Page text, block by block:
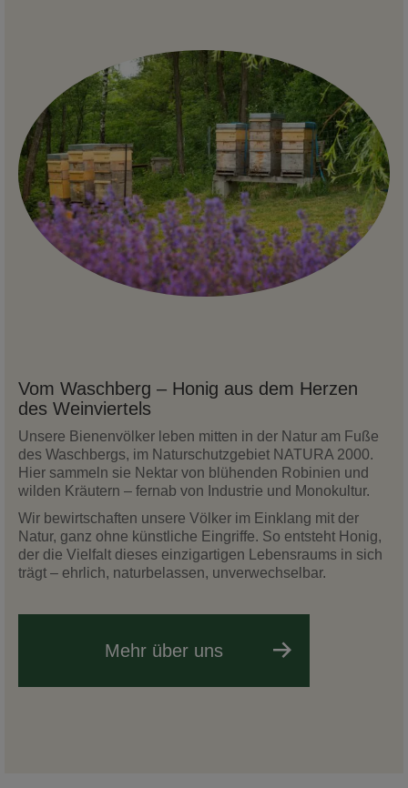
Vom Waschberg – Honig aus dem Herzen
des Weinviertels
Unsere Bienenvölker leben mitten in der Natur am Fuße
des Waschbergs, im Naturschutzgebiet NATURA 2000.
Hier sammeln sie Nektar von blühenden Robinien und
wilden Kräutern – fernab von Industrie und Monokultur.
Wir bewirtschaften unsere Völker im Einklang mit der
Natur, ganz ohne künstliche Eingriffe. So entsteht Honig,
der die Vielfalt dieses einzigartigen Lebensraums in sich
trägt – ehrlich, naturbelassen, unverwechselbar.
Mehr über uns